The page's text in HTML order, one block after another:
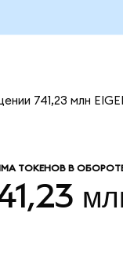
741,23 млн
ТОКЕНОВ В